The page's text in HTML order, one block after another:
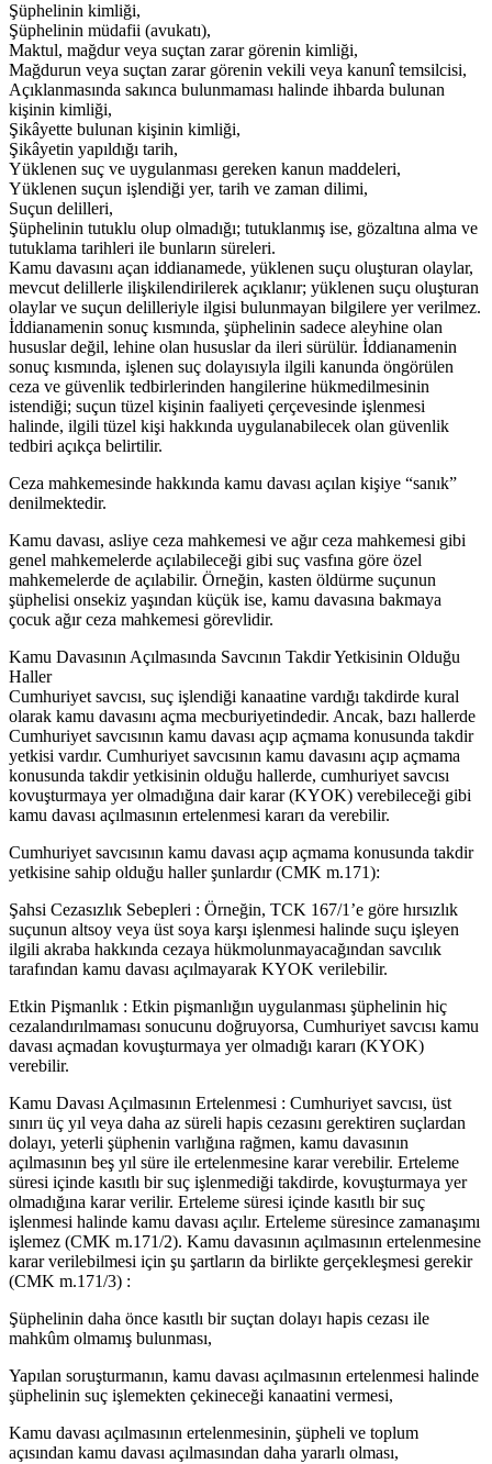
Şüphelinin kimliği,
Şüphelinin müdafii (avukatı),
Maktul, mağdur veya suçtan zarar görenin kimliği,
Mağdurun veya suçtan zarar görenin vekili veya kanunî temsilcisi,
Açıklanmasında sakınca bulunmaması halinde ihbarda bulunan
kişinin kimliği,
Şikâyette bulunan kişinin kimliği,
Şikâyetin yapıldığı tarih,
Yüklenen suç ve uygulanması gereken kanun maddeleri,
Yüklenen suçun işlendiği yer, tarih ve zaman dilimi,
Suçun delilleri,
Şüphelinin tutuklu olup olmadığı; tutuklanmış ise, gözaltına alma ve
tutuklama tarihleri ile bunların süreleri.
Kamu davasını açan iddianamede, yüklenen suçu oluşturan olaylar,
mevcut delillerle ilişkilendirilerek açıklanır; yüklenen suçu oluşturan
olaylar ve suçun delilleriyle ilgisi bulunmayan bilgilere yer verilmez.
İddianamenin sonuç kısmında, şüphelinin sadece aleyhine olan
hususlar değil, lehine olan hususlar da ileri sürülür. İddianamenin
sonuç kısmında, işlenen suç dolayısıyla ilgili kanunda öngörülen
ceza ve güvenlik tedbirlerinden hangilerine hükmedilmesinin
istendiği; suçun tüzel kişinin faaliyeti çerçevesinde işlenmesi
halinde, ilgili tüzel kişi hakkında uygulanabilecek olan güvenlik
tedbiri açıkça belirtilir.
Ceza mahkemesinde hakkında kamu davası açılan kişiye “sanık”
denilmektedir.
Kamu davası, asliye ceza mahkemesi ve ağır ceza mahkemesi gibi
genel mahkemelerde açılabileceği gibi suç vasfına göre özel
mahkemelerde de açılabilir. Örneğin, kasten öldürme suçunun
şüphelisi onsekiz yaşından küçük ise, kamu davasına bakmaya
çocuk ağır ceza mahkemesi görevlidir.
Kamu Davasının Açılmasında Savcının Takdir Yetkisinin Olduğu
Haller
Cumhuriyet savcısı, suç işlendiği kanaatine vardığı takdirde kural
olarak kamu davasını açma mecburiyetindedir. Ancak, bazı hallerde
Cumhuriyet savcısının kamu davası açıp açmama konusunda takdir
yetkisi vardır. Cumhuriyet savcısının kamu davasını açıp açmama
konusunda takdir yetkisinin olduğu hallerde, cumhuriyet savcısı
kovuşturmaya yer olmadığına dair karar (KYOK) verebileceği gibi
kamu davası açılmasının ertelenmesi kararı da verebilir.
Cumhuriyet savcısının kamu davası açıp açmama konusunda takdir
yetkisine sahip olduğu haller şunlardır (CMK m.171):
Şahsi Cezasızlık Sebepleri : Örneğin, TCK 167/1’e göre hırsızlık
suçunun altsoy veya üst soya karşı işlenmesi halinde suçu işleyen
ilgili akraba hakkında cezaya hükmolunmayacağından savcılık
tarafından kamu davası açılmayarak KYOK verilebilir.
Etkin Pişmanlık : Etkin pişmanlığın uygulanması şüphelinin hiç
cezalandırılmaması sonucunu doğruyorsa, Cumhuriyet savcısı kamu
davası açmadan kovuşturmaya yer olmadığı kararı (KYOK)
verebilir.
Kamu Davası Açılmasının Ertelenmesi : Cumhuriyet savcısı, üst
sınırı üç yıl veya daha az süreli hapis cezasını gerektiren suçlardan
dolayı, yeterli şüphenin varlığına rağmen, kamu davasının
açılmasının beş yıl süre ile ertelenmesine karar verebilir. Erteleme
süresi içinde kasıtlı bir suç işlenmediği takdirde, kovuşturmaya yer
olmadığına karar verilir. Erteleme süresi içinde kasıtlı bir suç
işlenmesi halinde kamu davası açılır. Erteleme süresince zamanaşımı
işlemez (CMK m.171/2). Kamu davasının açılmasının ertelenmesine
karar verilebilmesi için şu şartların da birlikte gerçekleşmesi gerekir
(CMK m.171/3) :
Şüphelinin daha önce kasıtlı bir suçtan dolayı hapis cezası ile
mahkûm olmamış bulunması,
Yapılan soruşturmanın, kamu davası açılmasının ertelenmesi halinde
şüphelinin suç işlemekten çekineceği kanaatini vermesi,
Kamu davası açılmasının ertelenmesinin, şüpheli ve toplum
açısından kamu davası açılmasından daha yararlı olması,